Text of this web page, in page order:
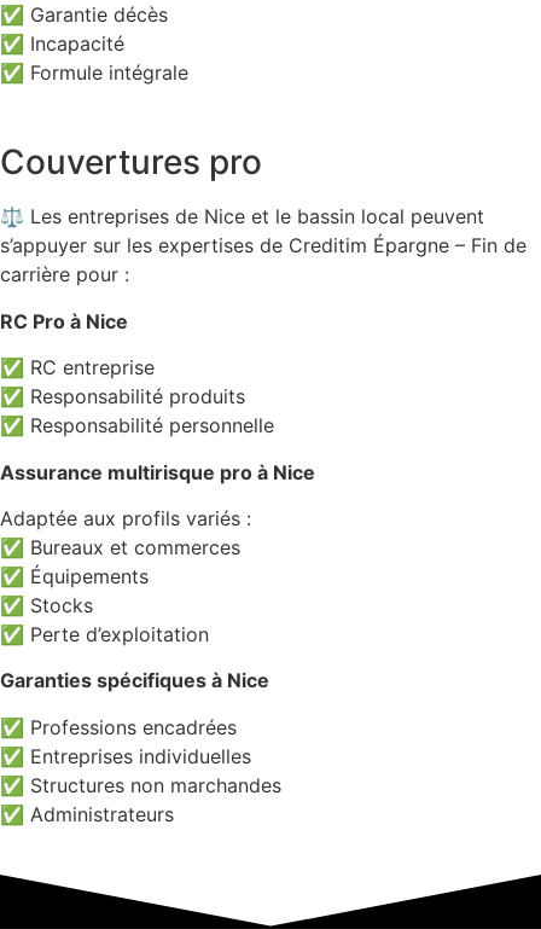
✅ Garantie décès
✅ Incapacité
✅ Formule intégrale
Couvertures pro
⚖️ Les entreprises de Nice et le bassin local peuvent
s’appuyer sur les expertises de Creditim Épargne – Fin de
carrière pour :
RC Pro à Nice
✅ RC entreprise
✅ Responsabilité produits
✅ Responsabilité personnelle
Assurance multirisque pro à Nice
Adaptée aux profils variés :
✅ Bureaux et commerces
✅ Équipements
✅ Stocks
✅ Perte d’exploitation
Garanties spécifiques à Nice
✅ Professions encadrées
✅ Entreprises individuelles
✅ Structures non marchandes
✅ Administrateurs